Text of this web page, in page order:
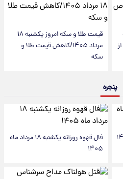
قیمت طلا و سکه امروز یکشنبه ۱۸
مرداد ۱۴۰۵/کاهش قیمت طلا و
سکه
پنجره
فال قهوه روزانه یکشنبه ۱۸ مرداد ماه
۱۴۰۵